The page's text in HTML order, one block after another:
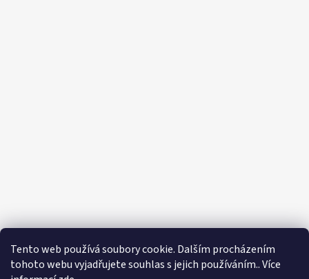
Tento web používá soubory cookie. Dalším procházením
tohoto webu vyjadřujete souhlas s jejich používáním.. Více